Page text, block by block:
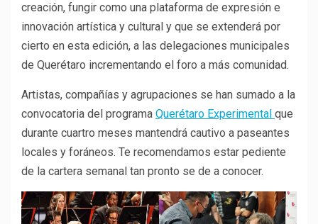
creación, fungir como una plataforma de expresión e
innovación artística y cultural y que se extenderá por
cierto en esta edición, a las delegaciones municipales
de Querétaro incrementando el foro a más comunidad.
Artistas, compañías y agrupaciones se han sumado a la
convocatoria del programa Querétaro Experimental que
durante cuartro meses mantendrá cautivo a paseantes
locales y foráneos. Te recomendamos estar pediente
de la cartera semanal tan pronto se de a conocer.